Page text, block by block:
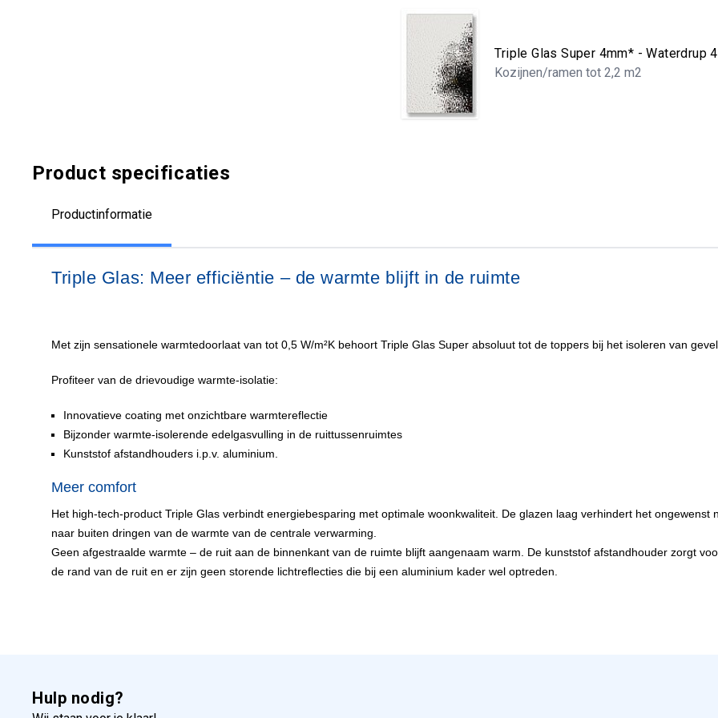
Triple Glas Super 4mm* - Waterdrup
Kozijnen/ramen tot 2,2 m2
Product specificaties
Productinformatie
Triple Glas: Meer efficiëntie – de warmte blijft in de ruimte
Met zijn sensationele warmtedoorlaat van tot 0,5 W/m²K behoort Triple Glas Super absoluut tot de toppers bij het isoleren van
Profiteer van de drievoudige warmte-isolatie:
Innovatieve coating met onzichtbare warmtereflectie
Bijzonder warmte-isolerende edelgasvulling in de ruittussenruimtes
Kunststof afstandhouders i.p.v. aluminium.
Meer comfort
Het high-tech-product Triple Glas verbindt energiebesparing met optimale woonkwaliteit. De glazen laag verhindert het
naar buiten dringen van de warmte van de centrale verwarming.
Geen afgestraalde warmte – de ruit aan de binnenkant van de ruimte blijft aangenaam warm. De kunststof afstandhouder zorgt
de rand van de ruit en er zijn geen storende lichtreflecties die bij een aluminium kader wel optreden.
Hulp nodig?